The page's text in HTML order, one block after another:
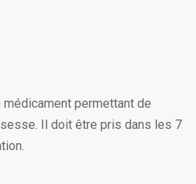
permettant de
Il doit être pris dans les 7